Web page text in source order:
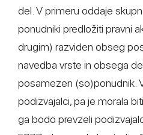
del. V primeru oddaje
ponudniki predložiti pravni
drugim) razviden obseg
navedba vrste in obsega
posamezen (so)ponudnik.
podizvajalci, pa je morala
ga bodo prevzeli